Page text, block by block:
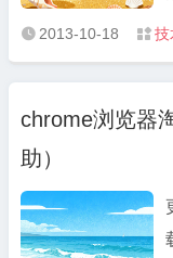
 2013-10-18  技
chrome浏览器
助）